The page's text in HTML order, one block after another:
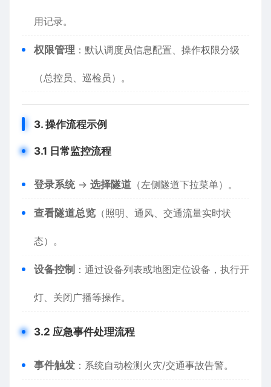
用记录。
​权限管理​ ​：默认调度员信息配置、操作权限分级
（总控员、巡检员）。
​3. 操作流程示例​
​3.1 日常监控流程​
​登录系统​​ → ​ ​选择隧道​ ​（左侧隧道下拉菜单）。
​查看隧道总览​ ​（照明、通风、交通流量实时状
态）。
​设备控制​ ​：通过设备列表或地图定位设备，执行开
灯、关闭广播等操作。
​3.2 应急事件处理流程​
​事件触发​ ​：系统自动检测火灾/交通事故告警。